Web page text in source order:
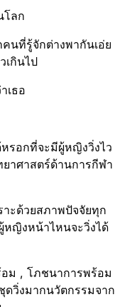
โลก
นที่รู้จักต่างพากันเอ่ย
เกินไป
เธอ
รอกที่จะมีผู้หญิงวิ่งไว
าศาสตร์​ด้านการกีฬา​
าะด้วยสภาพปัจจัยทุก
หญิงหน้าไหนจะวิ่งได้
ม , โภชนาการ​พร้อม
วิ่งมากนวัตกรรม​จาก